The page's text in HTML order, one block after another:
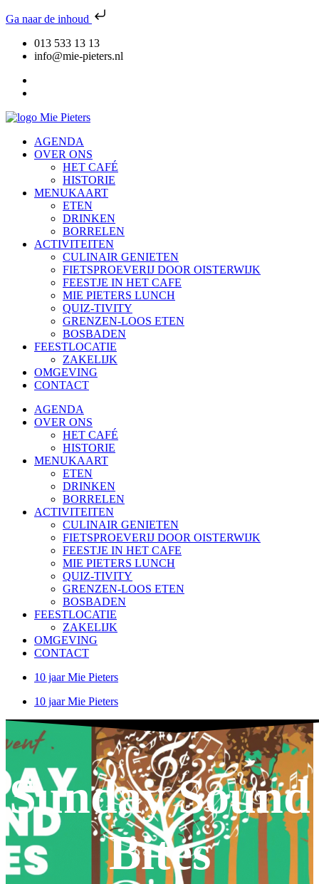
Ga naar de inhoud
013 533 13 13
info@mie-pieters.nl
AGENDA
OVER ONS
HET CAFÉ
HISTORIE
MENUKAART
ETEN
DRINKEN
BORRELEN
ACTIVITEITEN
CULINAIR GENIETEN
FIETSPROEVERIJ DOOR OISTERWIJK
FEESTJE IN HET CAFE
MIE PIETERS LUNCH
QUIZ-TIVITY
GRENZEN-LOOS ETEN
BOSBADEN
FEESTLOCATIE
ZAKELIJK
OMGEVING
CONTACT
AGENDA
OVER ONS
HET CAFÉ
HISTORIE
MENUKAART
ETEN
DRINKEN
BORRELEN
ACTIVITEITEN
CULINAIR GENIETEN
FIETSPROEVERIJ DOOR OISTERWIJK
FEESTJE IN HET CAFE
MIE PIETERS LUNCH
QUIZ-TIVITY
GRENZEN-LOOS ETEN
BOSBADEN
FEESTLOCATIE
ZAKELIJK
OMGEVING
CONTACT
10 jaar Mie Pieters
10 jaar Mie Pieters
Sunday Sound
Bites